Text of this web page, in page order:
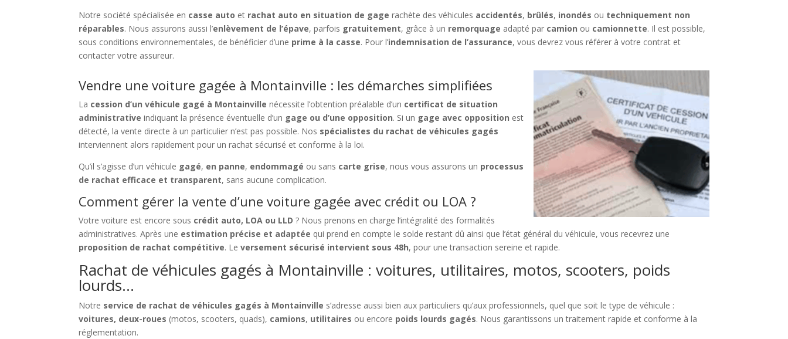
Notre société spécialisée en casse auto et rachat auto en situation de gage rachète des véhicules accidentés, brûlés, inondés ou techniquement non
réparables. Nous assurons aussi l’enlèvement de l’épave, parfois gratuitement, grâce à un remorquage adapté par camion ou camionnette. Il est possible,
sous conditions environnementales, de bénéficier d’une prime à la casse. Pour l’indemnisation de l’assurance, vous devrez vous référer à votre contrat et
contacter votre assureur.
Vendre une voiture gagée à Montainville : les démarches simplifiées
La cession d’un véhicule gagé à Montainville nécessite l’obtention préalable d’un certificat de situation
administrative indiquant la présence éventuelle d’un gage ou d’une opposition. Si un gage avec opposition est
détecté, la vente directe à un particulier n’est pas possible. Nos spécialistes du rachat de véhicules gagés
interviennent alors rapidement pour un rachat sécurisé et conforme à la loi.
Qu’il s’agisse d’un véhicule gagé, en panne, endommagé ou sans carte grise, nous vous assurons un processus
de rachat efficace et transparent, sans aucune complication.
Comment gérer la vente d’une voiture gagée avec crédit ou LOA ?
Votre voiture est encore sous crédit auto, LOA ou LLD ? Nous prenons en charge l’intégralité des formalités
administratives. Après une estimation précise et adaptée qui prend en compte le solde restant dû ainsi que l’état général du véhicule, vous recevrez une
proposition de rachat compétitive. Leversement sécurisé intervient sous 48h, pour une transaction sereine et rapide.
Rachat de véhicules gagés à Montainville : voitures, utilitaires, motos, scooters, poids
lourds…
Notre service de rachat de véhicules gagés à Montainville s’adresse aussi bien aux particuliers qu’aux professionnels, quel que soit le type de véhicule :
voitures, deux-roues (motos, scooters, quads), camions, utilitaires ou encore poids lourds gagés. Nous garantissons un traitement rapide et conforme à la
réglementation.